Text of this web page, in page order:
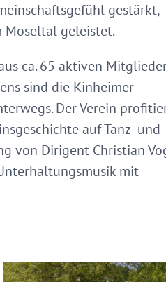
gestärkt,
Moseltal geleistet.
ca. 65 aktiven
sind die Kinheimer
Der Verein
auf Tanz- und
von Dirigent Christian
mit